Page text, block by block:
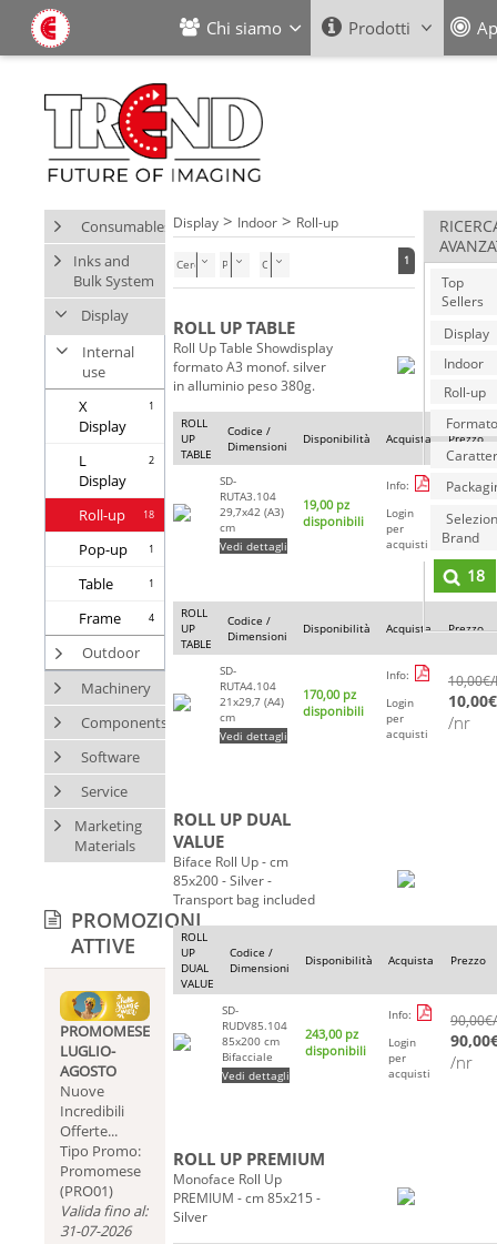
Chi siamo Prodotti
Consumables
Inks and
Bulk System
Display
Internal
use
X
Display
1
L
Display
2
Roll-up 18
Pop-up 1
Table 1
Frame 4
Outdoor
Machinery
Components
Software
Service
Marketing
Materials
PROMOZIONI
ATTIVE
PROMOMESE
LUGLIO-
AGOSTO
Nuove
Incredibili
Offerte...
Tipo Promo:
Promomese
(PRO01)
Valida fino al:
31-07-2026
Display> Indoor> Roll-up
Cerca nella categoria 1
ROLL UP TABLE
Roll Up Table Showdisplay
formato A3 monof. silver
in alluminio peso 380g.
ROLL
UP
TABLE
Codice /
Dimensioni
Disponibilità Acquista Prezzo
SD-
RUTA3.104
29,7x42 (A3)
cm
Vedi dettagli
19,00 pz
disponibili
Info:
Login
per
acquisti
12,00€/
12,00
/nr
ROLL
UP
TABLE
Codice /
Dimensioni
Disponibilità Acquista Prezzo
SD-
RUTA4.104
21x29,7 (A4)
cm
Vedi dettagli
170,00 pz
disponibili
Info:
Login
per
acquisti
10,00€/
10,00€
/nr
ROLL UP DUAL
VALUE
Biface Roll Up - cm
85x200 - Silver -
Transport bag included
ROLL
UP
DUAL
VALUE
Codice /
Dimensioni
Disponibilità Acquista Prezzo
SD-
RUDV85.104
85x200 cm
Bifacciale
Vedi dettagli
243,00 pz
disponibili
Info:
Login
per
acquisti
90,00€
90,00
/nr
ROLL UP PREMIUM
Monoface Roll Up
PREMIUM - cm 85x215 -
Silver
Top
Sellers
Brand
18